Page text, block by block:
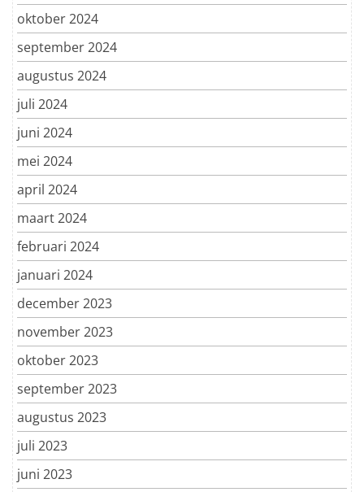
oktober 2024
september 2024
augustus 2024
juli 2024
juni 2024
mei 2024
april 2024
maart 2024
februari 2024
januari 2024
december 2023
november 2023
oktober 2023
september 2023
augustus 2023
juli 2023
juni 2023